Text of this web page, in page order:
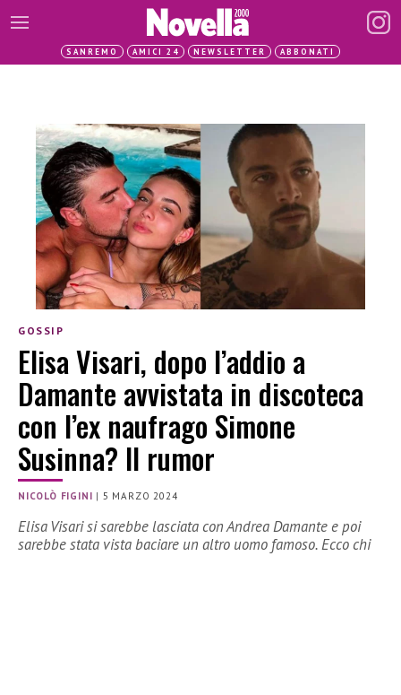
SANREMO AMICI 24 NEWSLETTER ABBONATI
GOSSIP
Elisa Visari, dopo l’addio a
Damante avvistata in discoteca
con l’ex naufrago Simone
Susinna? Il rumor
NICOLÒ FIGINI | 5 MARZO 2024
Elisa Visari si sarebbe lasciata con Andrea Damante e poi
sarebbe stata vista baciare un altro uomo famoso. Ecco chi